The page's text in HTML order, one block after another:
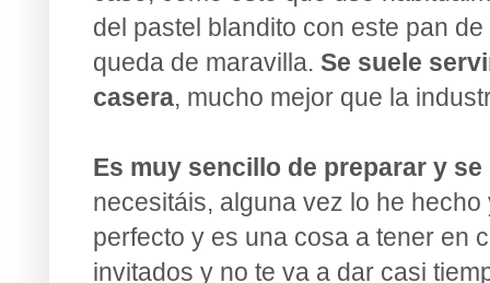
del pastel blandito con este pan
queda de maravilla. Se suele
casera, mucho mejor que la
Es muy sencillo de preparar y
necesitáis, alguna vez lo he
perfecto y es una cosa a tener en
invitados y no te va a dar casi